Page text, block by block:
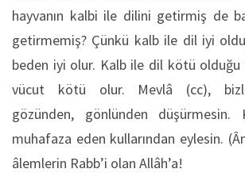
hayvanın kalbi ile dilini getirmiş de
getirmemiş? Çünkü kalb ile dil iyi
beden iyi olur. Kalb ile dil kötü olduğu
vücut kötü olur. Mevlâ (cc),
gözünden, gönlünden
muhafaza eden kullarından eylesin.
âlemlerin Rabb’i olan Allâh’a!